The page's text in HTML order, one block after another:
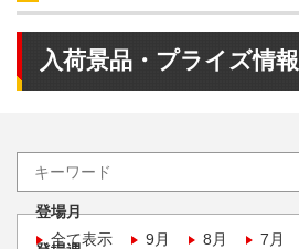
入荷景品・プライズ情報
登場月
全て表示
9月 8月 7月